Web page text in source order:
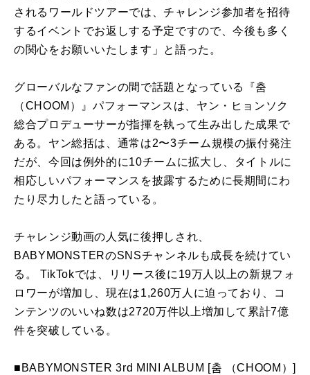
されるワールドツアーでは、チャレンジ参加者を招待
するイベントでお返しする予定ですので、今後も多く
の関心をお願いいたします」と語った。
グローバルなファンの間で話題となっている『춤
（CHOOM）』パフォーマンスは、ヤン・ヒョンソク
総合プロデューサーが指揮を執って生み出した成果で
ある。ヤン総括は、通常は2〜3チーム規模の振付発注
だが、今回は例外的に10チームに拡大し、タイトルに
相応しいパフォーマンスを披露するために長期間にわ
たり尽力したと語っている。
チャレンジ動画の人気に後押しされ、
BABYMONSTERのSNSチャンネルも成長を続けてい
る。 TikTokでは、リリース後に19万人以上の新規フォ
ロワーが増加し、現在は1,260万人に迫っており、コ
ンテンツのいいね数は2720万件以上増加して累計7億
件を突破している。
■BABYMONSTER 3rd MINI ALBUM [춤 （CHOOM）]